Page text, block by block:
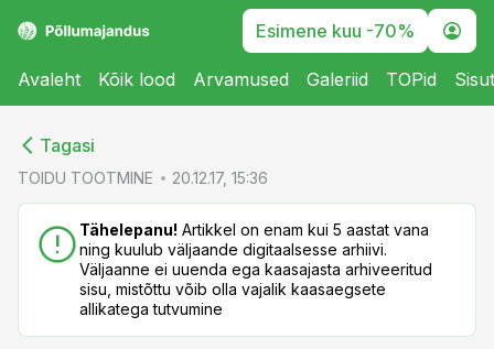
Esimene kuu -70%
Avaleht Kõik lood Arvamused Galeriid TOPid
Tagasi
TOIDU TOOTMINE 20.12.17, 15:36
Tähelepanu! Artikkel on enam kui 5 aastat vana
ning kuulub väljaande digitaalsesse arhiivi.
Väljaanne ei uuenda ega kaasajasta arhiveeritud
sisu, mistõttu võib olla vajalik kaasaegsete
allikatega tutvumine